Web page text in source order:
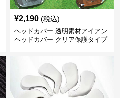
¥2,190 (税込)
ヘッドカバー 透明素材アイアン
ヘッドカバー クリア保護タイプ